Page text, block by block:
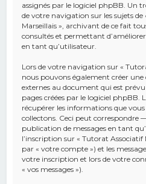
assignés par le logiciel phpBB. Un
de votre navigation sur les sujets
Marseillais », archivant de ce fait
consultés et permettant
en tant qu’utilisateur.
Lors de votre navigation sur «
nous pouvons également créer une
externes au document qui est
pages créées par le logiciel phpBB.
récupérer les informations que
collectons. Ceci peut correspondre
publication de messages en tant
l’inscription sur « Tutorat Associatif
par « votre compte ») et les
votre inscription et lors de votre
« vos messages »).